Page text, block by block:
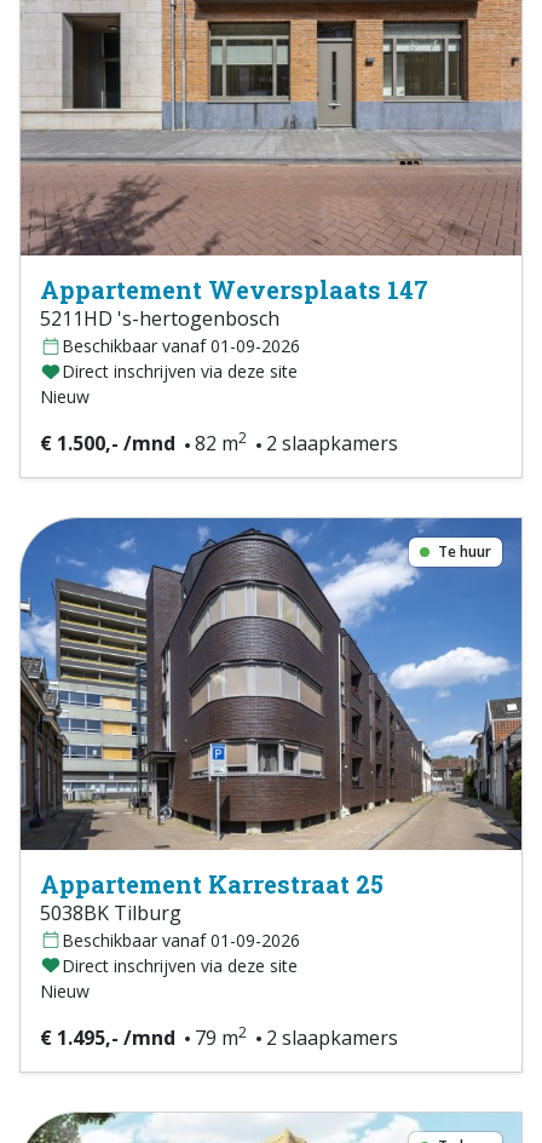
Appartement Weversplaats 147
5211HD 's-hertogenbosch
Beschikbaar vanaf 01-09-2026
Direct inschrijven via deze site
Nieuw
€ 1.500,- /mnd 82 m2 2 slaapkamers
Te huur
Appartement Karrestraat 25
5038BK Tilburg
Beschikbaar vanaf 01-09-2026
Direct inschrijven via deze site
Nieuw
€ 1.495,- /mnd 79 m2 2 slaapkamers